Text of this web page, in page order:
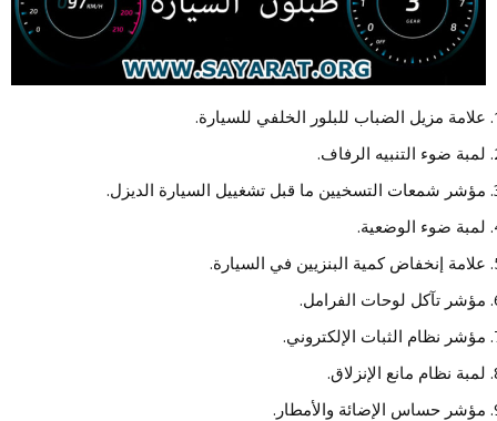
علامة مزيل الضباب للبلور الخلفي للسيارة.
لمبة ضوء التنبيه الرفاف.
مؤشر شمعات التسخيين ما قبل تشغييل السيارة الديزل.
لمبة ضوء الوضعية.
علامة إنخفاض كمية البنزيين في السيارة.
مؤشر تآكل لوحات الفرامل.
مؤشر نظام الثبات الإلكتروني.
لمبة نظام مانع الإنزلاق.
مؤشر حساس الإضائة والأمطار.